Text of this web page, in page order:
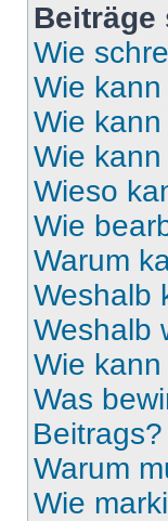
Beiträge
Wie
Wie
Wie
Wie
Wieso
Wie
Warum
Weshalb
Weshalb
Wie
Was
Beitrags?
Warum
Wie